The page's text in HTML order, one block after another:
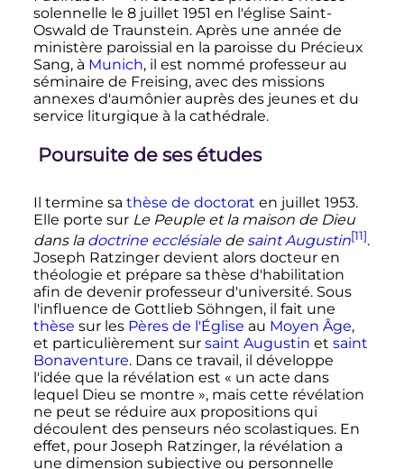
solennelle le 8 juillet 1951 en l'église Saint-
Oswald de Traunstein. Après une année de
ministère paroissial en la paroisse du Précieux
Sang, à Munich, il est nommé professeur au
séminaire de Freising, avec des missions
annexes d'aumônier auprès des jeunes et du
service liturgique à la cathédrale.
Poursuite de ses études
Il termine sa thèse de doctorat en juillet 1953.
Elle porte sur Le Peuple et la maison de Dieu
dans la doctrine ecclésialede saint Augustin[11].
Joseph Ratzinger devient alors docteur en
théologie et prépare sa thèse d'habilitation
afin de devenir professeur d'université. Sous
l'influence de Gottlieb Söhngen, il fait une
thèse sur les Pères de l'Église au Moyen Âge,
et particulièrement sur saint Augustin et saint
Bonaventure. Dans ce travail, il développe
l'idée que la révélation est « un acte dans
lequel Dieu se montre », mais cette révélation
ne peut se réduire aux propositions qui
découlent des penseurs néo scolastiques. En
effet, pour Joseph Ratzinger, la révélation a
une dimension subjective ou personnelle